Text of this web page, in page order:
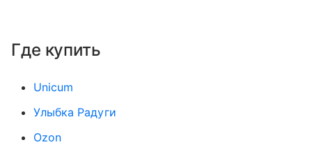
Где купить
Unicum
Улыбка Радуги
Ozon